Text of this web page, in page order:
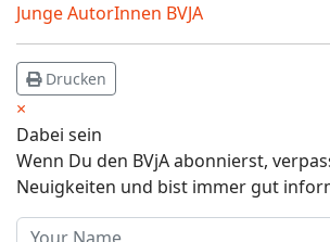
Junge AutorInnen BVJA
Drucken
×
Dabei sein
Wenn Du den BVjA abonnierst,
Neuigkeiten und bist immer gut
Your Name